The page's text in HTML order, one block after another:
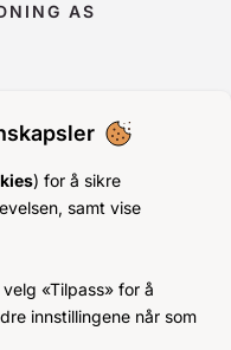
) for å sikre
samt vise
«Tilpass» for å
innstillingene når som
AS